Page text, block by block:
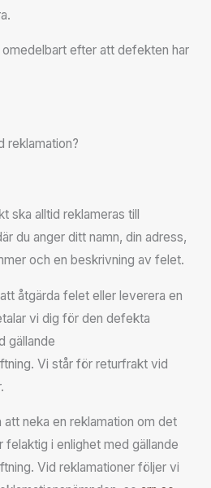
efter att defekten har
reklamation?
ska alltid reklameras till
du anger ditt namn, din adress,
och en beskrivning av felet.
åtgärda felet eller leverera en
vi dig för den defekta
gällande
Vi står för returfrakt vid
neka en reklamation om det
felaktig i enlighet med gällande
Vid reklamationer följer vi